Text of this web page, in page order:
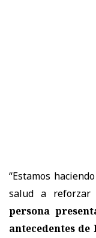
“Estamos
salud a reforzar
persona
antecedentes